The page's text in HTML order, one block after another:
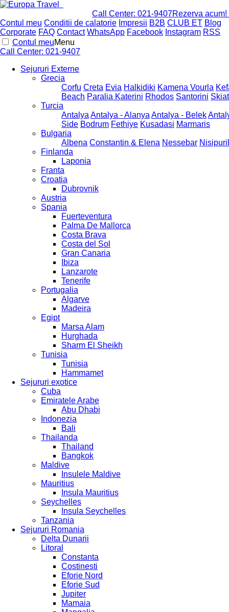
Call Center: 021-9407Rezerva acum!
Contul meu Conditii de calatorie Impresii B2B CLUB ET Blog
Corporate FAQ Contact WhatsApp Facebook Instagram RSS
Contul meuMenu
Call Center: 021-9407
Sejururi Externe
Grecia
Corfu Creta Evia Halkidiki Kamena Vourla
Beach Paralia Katerini Rhodos Santorini
Turcia
Antalya Antalya - Alanya Antalya - Belek
Side Bodrum Fethiye Kusadasi Marmaris
Bulgaria
Albena Constantin & Elena Nessebar
Finlanda
Laponia
Franta
Croatia
Dubrovnik
Austria
Spania
Fuerteventura
Palma De Mallorca
Costa Brava
Costa del Sol
Gran Canaria
Ibiza
Lanzarote
Tenerife
Portugalia
Algarve
Madeira
Egipt
Marsa Alam
Hurghada
Sharm El Sheikh
Tunisia
Tunisia
Hammamet
Sejururi exotice
Cuba
Emiratele Arabe
Abu Dhabi
Indonezia
Bali
Thailanda
Thailand
Bangkok
Maldive
Insulele Maldive
Mauritius
Insula Mauritius
Seychelles
Insula Seychelles
Tanzania
Sejururi Romania
Delta Dunarii
Litoral
Constanta
Costinesti
Eforie Nord
Eforie Sud
Jupiter
Mamaia